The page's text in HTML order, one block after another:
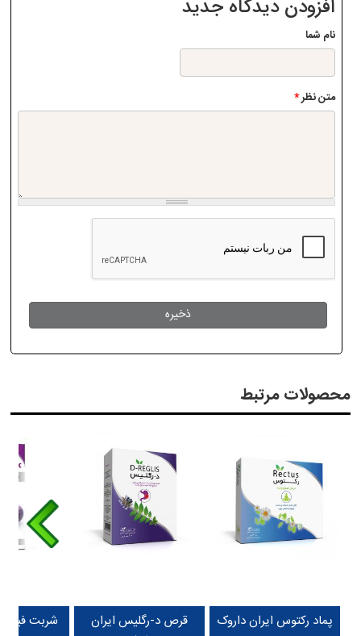
افزودن دیدگاه جدید
نام شما
متن نظر*
محصولات مرتبط
پماد رکتوس ایران داروک
قرص د-رگلیس ایران
شربت